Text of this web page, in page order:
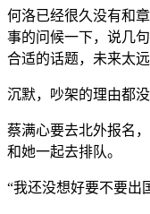
何洛已经很久没有和
事的问候一下，说几
合适的话题，未来太
沉默，吵架的理由都
蔡满心要去北外报名
和她一起去排队。
“我还没想好要不要出